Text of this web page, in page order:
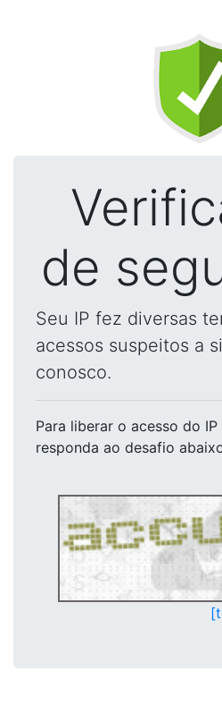
de
Seu IP fez diversas
acessos suspeitos a
conosco.
Para liberar o acesso do IP
responda ao desafio